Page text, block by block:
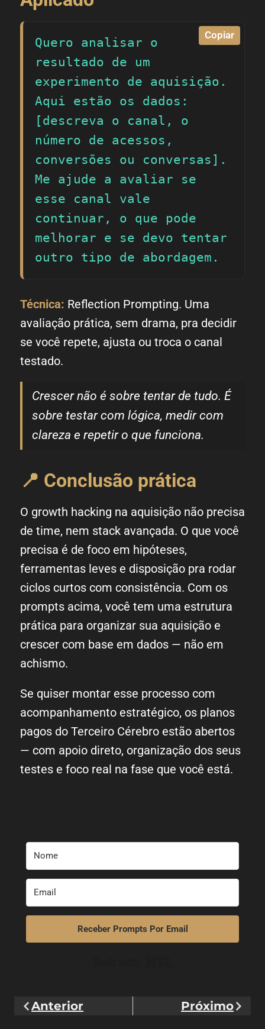
Copiar
Quero analisar o
resultado de um
experimento de aquisição.
Aqui estão os dados:
[descreva o canal, o
número de acessos,
conversões ou conversas].
Me ajude a avaliar se
esse canal vale
continuar, o que pode
melhorar e se devo tentar
outro tipo de abordagem.
Técnica: Reflection Prompting. Uma
avaliação prática, sem drama, pra decidir
se você repete, ajusta ou troca o canal
testado.
Crescer não é sobre tentar de tudo. É
sobre testar com lógica, medir com
clareza e repetir o que funciona.
📍 Conclusão prática
O growth hacking na aquisição não precisa
de time, nem stack avançada. O que você
precisa é de foco em hipóteses,
ferramentas leves e disposição pra rodar
ciclos curtos com consistência. Com os
prompts acima, você tem uma estrutura
prática para organizar sua aquisição e
crescer com base em dados — não em
achismo.
Se quiser montar esse processo com
acompanhamento estratégico, os planos
pagos do Terceiro Cérebro estão abertos
— com apoio direto, organização dos seus
testes e foco real na fase que você está.
Receber Prompts Por Email
Anterior Próximo